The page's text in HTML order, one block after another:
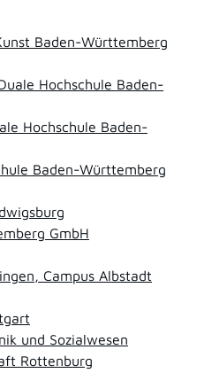
Baden-Württemberg
Hochschule Baden-
Hochschule Baden-
Baden-Württemberg
GmbH
Campus Albstadt
und Sozialwesen
Rottenburg